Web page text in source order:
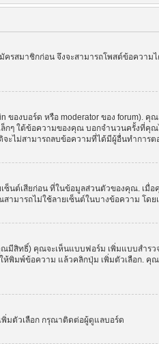
สมาชิกก่อน จึงจะสามารถโพสต์ข้อควา
องบอร์ด หรือ moderator ของ forum).
ใต้ข้อความของคุณ บอกจำนวนครั้งที่คุณ
ะไม่สามารถลบข้อความที่ได้มีผู้อื่นทำการต
นต์เสียก่อน ที่ในข้อมูลส่วนตัวของคุณ. เมื่
มารถไม่ใช้ลายเซ็นต์ในบางข้อความ โดย
มีสิทธิ์) คุณจะเห็นแบบฟอร์ม เพิ่มแบบสำ
ให้พิมพ์ข้อความ แล้วคลิกปุ่ม เพิ่มตัวเลือก
มตัวเลือก กรุณาติดต่อผู้ดูแลบอร์ด